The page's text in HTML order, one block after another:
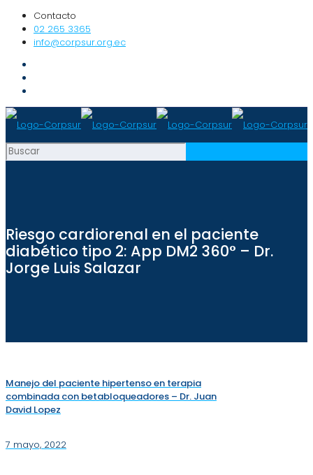
Contacto
02 265 3365
info@corpsur.org.ec
Riesgo cardiorenal en el paciente
diabético tipo 2: App DM2 360° – Dr.
Jorge Luis Salazar
Manejo del paciente hipertenso en terapia
combinada con betabloqueadores – Dr. Juan
David Lopez
7 mayo, 2022